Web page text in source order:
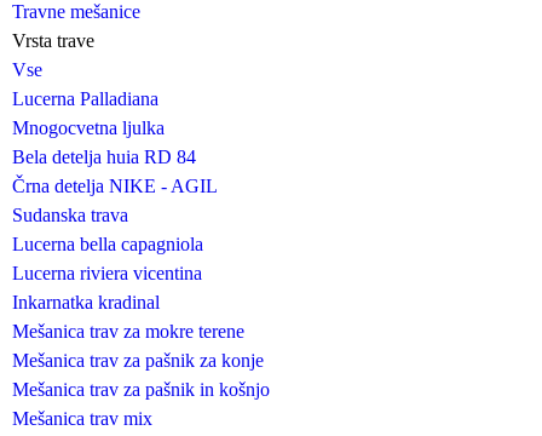
Travne mešanice
Vrsta trave
Vse
Lucerna Palladiana
Mnogocvetna ljulka
Bela detelja huia RD 84
Črna detelja NIKE - AGIL
Sudanska trava
Lucerna bella capagniola
Lucerna riviera vicentina
Inkarnatka kradinal
Mešanica trav za mokre terene
Mešanica trav za pašnik za konje
Mešanica trav za pašnik in košnjo
Mešanica trav mix